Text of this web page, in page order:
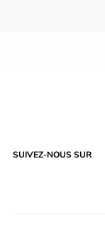
SUIVEZ-NOUS SUR